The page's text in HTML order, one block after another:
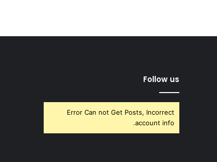
Follow us
Error Can not Get Posts, Incorrect
account info.